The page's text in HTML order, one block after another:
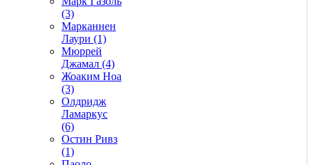
(3)
Марканнен
Лаури (1)
Мюррей
Джамал (4)
Жоаким Ноа
(3)
Олдридж
Ламаркус
(6)
Остин Ривз
(1)